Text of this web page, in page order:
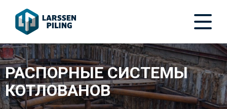
РАСПОРНЫЕ СИСТЕМЫ
КОТЛОВАНОВ